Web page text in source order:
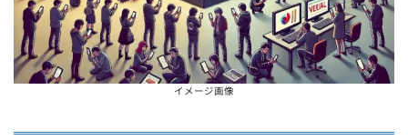
イメージ画像